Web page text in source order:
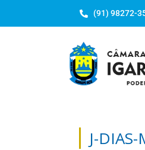
(91) 98272-
J-